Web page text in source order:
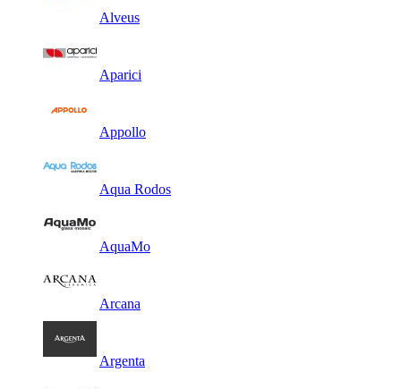
Alveus
Aparici
Appollo
Aqua Rodos
AquaMo
Arcana
Argenta